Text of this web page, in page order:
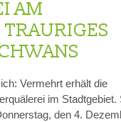
AM
Vermehrt erhält die
im Stadtgebiet.
den 4.